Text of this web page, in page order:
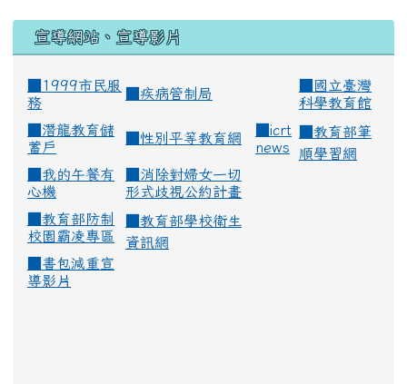
宣導網站、宣導影片
■1999市民服
務
疾病管制局
國立臺灣
科學教育館
潛龍教育儲
蓄戶
性別平等教育網
icrt
news
教育部筆
順學習網
我的午餐有
心機
消除對婦女一切
形式歧視公約計畫
教育部防制
校園霸凌專區
教育部學校衛生
資訊網
書包減重宣
導影片